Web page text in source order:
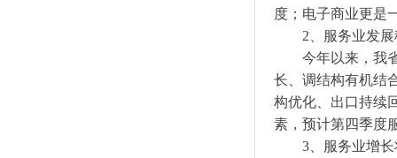
度；电子商业更是
2、服务业发展
今年以来，我省
长、调结构有机结
构优化、出口持续
素，预计第四季度
3、服务业增长